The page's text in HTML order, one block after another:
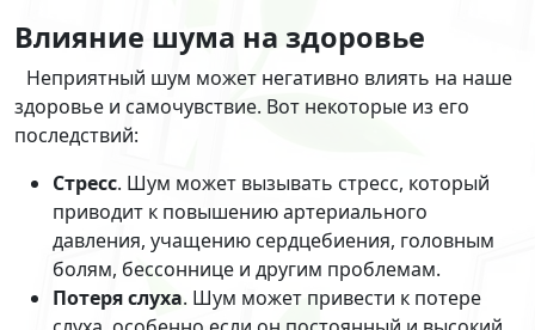
Влияние шума на здоровье
Неприятный шум может негативно влиять на наше
здоровье и самочувствие. Вот некоторые из его
последствий:
Стресс. Шум может вызывать стресс, который
приводит к повышению артериального
давления, учащению сердцебиения, головным
болям, бессоннице и другим проблемам.
Потеря слуха. Шум может привести к потере